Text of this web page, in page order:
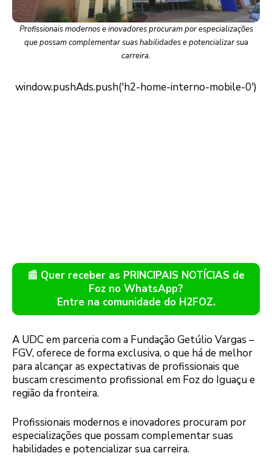
Profissionais modernos e inovadores procuram por especializações
que possam complementar suas habilidades e potencializar sua
carreira.
📰 Quer receber as PRINCIPAIS NOTÍCIAS de
Foz no WhatsApp?
Entre na comunidade do H2FOZ.
A UDC em parceria com a Fundação Getúlio Vargas –
FGV, oferece de forma exclusiva, o que há de melhor
para alcançar as expectativas de profissionais que
buscam crescimento profissional em Foz do Iguaçu e
região da fronteira.
Profissionais modernos e inovadores procuram por
especializações que possam complementar suas
habilidades e potencializar sua carreira.